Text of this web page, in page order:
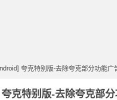
夸克特别版-去除夸克部分功能广
克特别版-去除夸克部分